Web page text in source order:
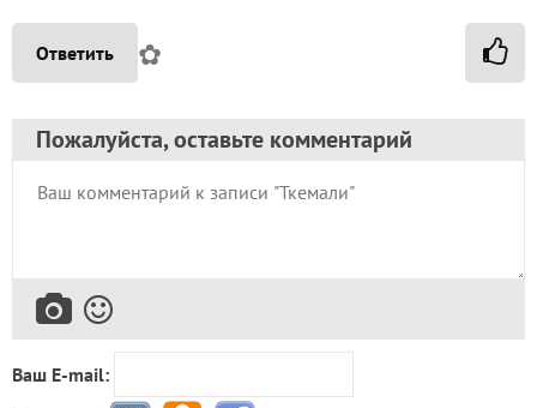
Ответить ✿
Пожалуйста, оставьте комментарий
Ваш E-mail: